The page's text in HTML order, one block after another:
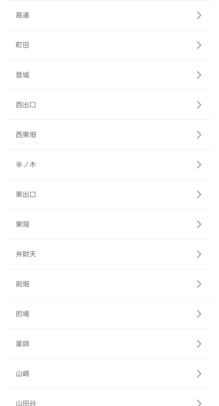
高道
町田
登城
西出口
西東畑
半ノ木
東出口
東畑
弁財天
前畑
的場
薬師
山崎
山田谷